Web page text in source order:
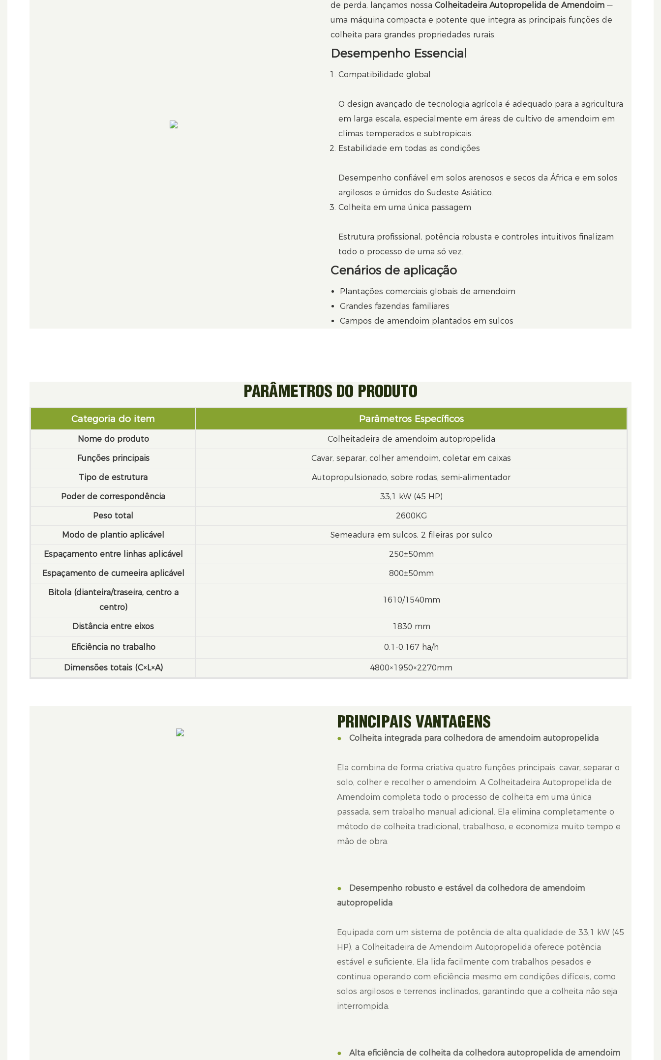
de perda, lançamos nossa Colheitadeira Autopropelida de Amendoim —
uma máquina compacta e potente que integra as principais funções de
colheita para grandes propriedades rurais.
Desempenho Essencial
Compatibilidade global
O design avançado de tecnologia agrícola é adequado para a agricultura
em larga escala, especialmente em áreas de cultivo de amendoim em
climas temperados e subtropicais.
Estabilidade em todas as condições
Desempenho confiável em solos arenosos e secos da África e em solos
argilosos e úmidos do Sudeste Asiático.
Colheita em uma única passagem
Estrutura profissional, potência robusta e controles intuitivos finalizam
todo o processo de uma só vez.
Cenários de aplicação
Plantações comerciais globais de amendoim
Grandes fazendas familiares
Campos de amendoim plantados em sulcos
PARÂMETROS DO PRODUTO
Categoria do item Parâmetros Específicos
Nome do produto Colheitadeira de amendoim autopropelida
Funções principais Cavar, separar, colher amendoim, coletar em caixas
Tipo de estrutura Autopropulsionado, sobre rodas, semi-alimentador
Poder de correspondência 33,1 kW (45 HP)
Peso total 2600KG
Modo de plantio aplicável Semeadura em sulcos, 2 fileiras por sulco
Espaçamento entre linhas aplicável 250±50mm
Espaçamento de cumeeira aplicável 800±50mm
Bitola (dianteira/traseira, centro a
centro)
1610/1540mm
Distância entre eixos 1830 mm
Eficiência no trabalho 0,1-0,167 ha/h
Dimensões totais (C×L×A) 4800×1950×2270mm
PRINCIPAIS VANTAGENS
● Colheita integrada para colhedora de amendoim autopropelida
Ela combina de forma criativa quatro funções principais: cavar, separar o
solo, colher e recolher o amendoim. A Colheitadeira Autopropelida de
Amendoim completa todo o processo de colheita em uma única
passada, sem trabalho manual adicional. Ela elimina completamente o
método de colheita tradicional, trabalhoso, e economiza muito tempo e
mão de obra.
●
Desempenho robusto e estável da colhedora de amendoim
autopropelida
Equipada com um sistema de potência de alta qualidade de 33,1 kW (45
HP), a Colheitadeira de Amendoim Autopropelida oferece potência
estável e suficiente. Ela lida facilmente com trabalhos pesados ​​e
continua operando com eficiência mesmo em condições difíceis, como
solos argilosos e terrenos inclinados, garantindo que a colheita não seja
interrompida.
● Alta eficiência de colheita da colhedora autopropelida de amendoim